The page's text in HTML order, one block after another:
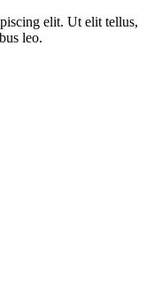
elit. Ut elit tellus,
leo.